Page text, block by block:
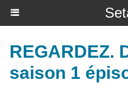
REGARDEZ.
saison 1